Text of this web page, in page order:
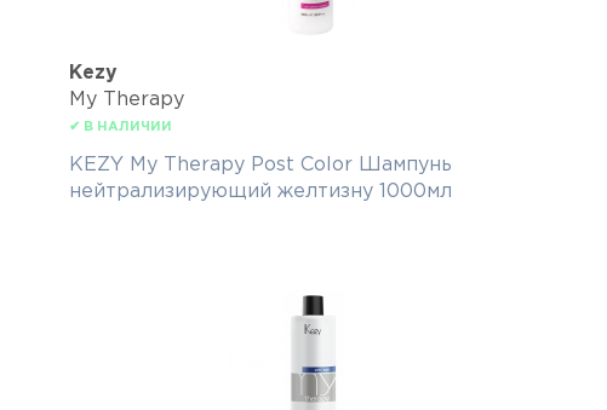
Kezy
My Therapy
✔ В НАЛИЧИИ
KEZY My Therapy Post Color Шампунь
нейтрализирующий желтизну 1000мл